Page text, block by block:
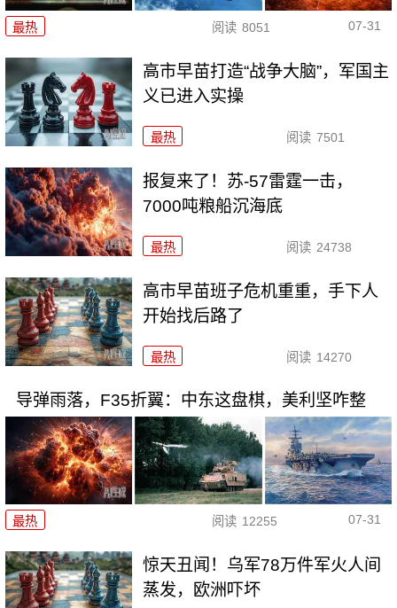
最热 阅读 8051 07-31
高市早苗打造“战争大脑”，军国主
义已进入实操
最热 阅读 7501
报复来了！苏-57雷霆一击，
7000吨粮船沉海底
最热 阅读 24738
高市早苗班子危机重重，手下人
开始找后路了
最热 阅读 14270
导弹雨落，F35折翼：中东这盘棋，美利坚咋整
最热 阅读 12255 07-31
惊天丑闻！乌军78万件军火人间
蒸发，欧洲吓坏